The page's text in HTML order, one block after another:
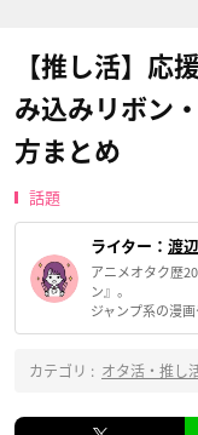
【推し活】応
み込みリボン
方まとめ
話題
ライター： 渡
アニメオタク歴
ン』。
ジャンプ系の漫
カテゴリ : オタ活・推し